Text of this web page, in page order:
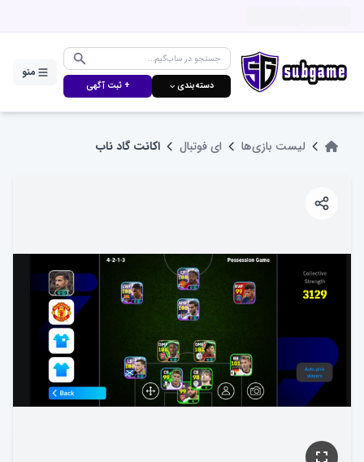
دسته‌بندی ⌵ + ثبت آگهی
منو
لیست بازی‌ها ای فوتبال اکانت گاد ناب